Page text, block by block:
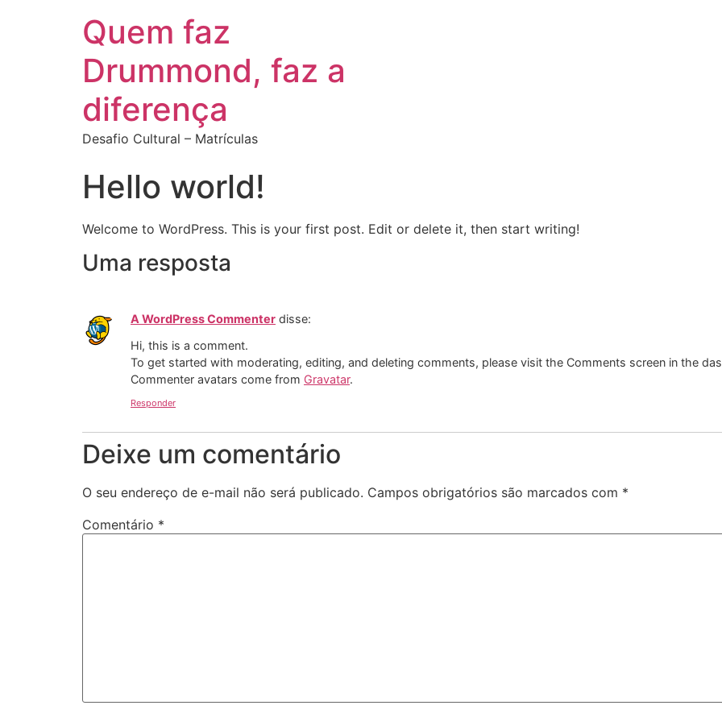
Quem faz
Drummond, faz a
diferença
Desafio Cultural – Matrículas
Hello world!
Welcome to WordPress. This is your first post. Edit or delete it, then start writing!
Uma resposta
A WordPress Commenter disse:
Hi, this is a comment.
To get started with moderating, editing, and deleting comments, please visit the Comments screen in the
Commenter avatars come from Gravatar.
Responder
Deixe um comentário
O seu endereço de e-mail não será publicado. Campos obrigatórios são marcados com *
Comentário *